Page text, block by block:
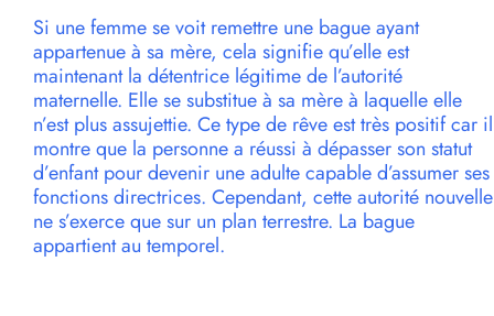
Si une femme se voit remettre une bague ayant
appartenue à sa mère, cela signifie qu’elle est
maintenant la détentrice légitime de l’autorité
maternelle. Elle se substitue à sa mère à laquelle elle
n’est plus assujettie. Ce type de rêve est très positif car il
montre que la personne a réussi à dépasser son statut
d’enfant pour devenir une adulte capable d’assumer ses
fonctions directrices. Cependant, cette autorité nouvelle
ne s’exerce que sur un plan terrestre. La bague
appartient au temporel.